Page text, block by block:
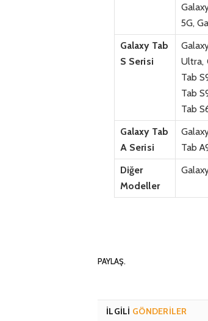
5G,
Galaxy Tab
S Serisi
Ultra,
Tab
Tab
Tab
Galaxy Tab
A Serisi
Tab
Diğer
Modeller
PAYLAŞ.
İLGILI GÖNDERILER